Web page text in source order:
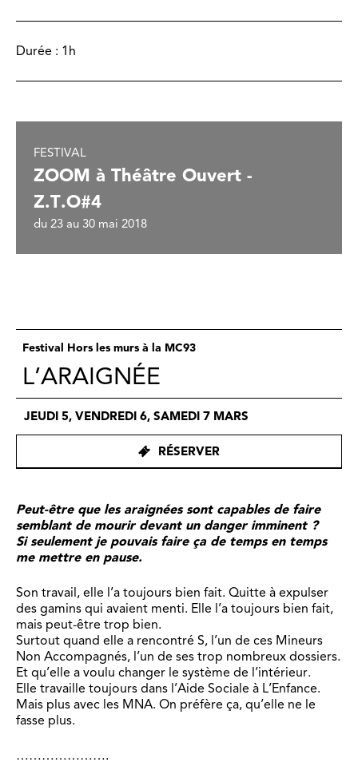
Durée : 1h
FESTIVAL
ZOOM à Théâtre Ouvert -
Z.T.O#4
du 23 au 30 mai 2018
Festival Hors les murs à la MC93
L’ARAIGNÉE
JEUDI 5, VENDREDI 6, SAMEDI 7 MARS
RÉSERVER
Peut-être que les araignées sont capables de faire
semblant de mourir devant un danger imminent ?
Si seulement je pouvais faire ça de temps en temps
me mettre en pause.
Son travail, elle l’a toujours bien fait. Quitte à expulser
des gamins qui avaient menti. Elle l’a toujours bien fait,
mais peut-être trop bien.
Surtout quand elle a rencontré S, l’un de ces Mineurs
Non Accompagnés, l’un de ses trop nombreux dossiers.
Et qu’elle a voulu changer le système de l’intérieur.
Elle travaille toujours dans l’Aide Sociale à L’Enfance.
Mais plus avec les MNA. On préfère ça, qu’elle ne le
fasse plus.
………………….